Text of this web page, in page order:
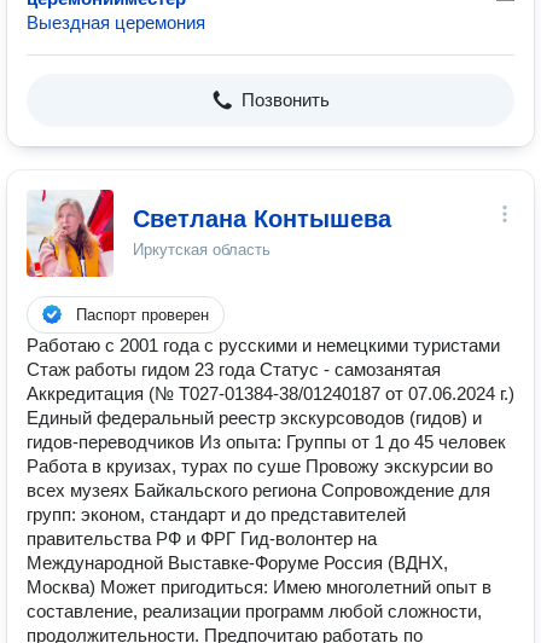
Выездная церемония
Позвонить
Светлана Контышева
Иркутская область
Паспорт проверен
Работаю с 2001 года с русскими и немецкими туристами
Стаж работы гидом 23 года Статус - самозанятая
Аккредитация (№ Т027-01384-38/01240187 от 07.06.2024 г.)
Единый федеральный реестр экскурсоводов (гидов) и
гидов-переводчиков Из опыта: Группы от 1 до 45 человек
Работа в круизах, турах по суше Провожу экскурсии во
всех музеях Байкальского региона Сопровождение для
групп: эконом, стандарт и до представителей
правительства РФ и ФРГ Гид-волонтер на
Международной Выставке-Форуме Россия (ВДНХ,
Москва) Может пригодиться: Имею многолетний опыт в
составление, реализации программ любой сложности,
продолжительности. Предпочитаю работать по